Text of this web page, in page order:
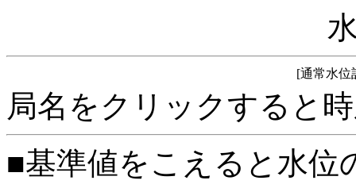
[通常水位
局名をクリックすると
■基準値をこえると水位